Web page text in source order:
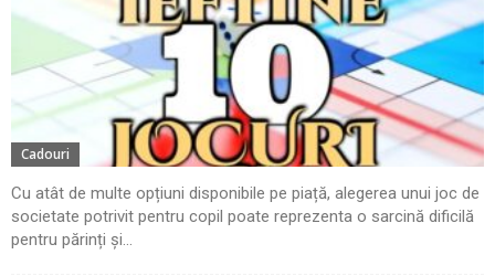
Cadouri
Cu atât de multe opțiuni disponibile pe piață, alegerea unui joc de
societate potrivit pentru copil poate reprezenta o sarcină dificilă
pentru părinți și...